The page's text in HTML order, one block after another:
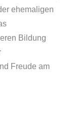
ehemaligen
Bildung
Freude am